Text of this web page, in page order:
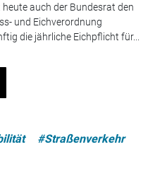
auch der Bundesrat den
und Eichverordnung
die jährliche Eichpflicht für...
#Straßenverkehr